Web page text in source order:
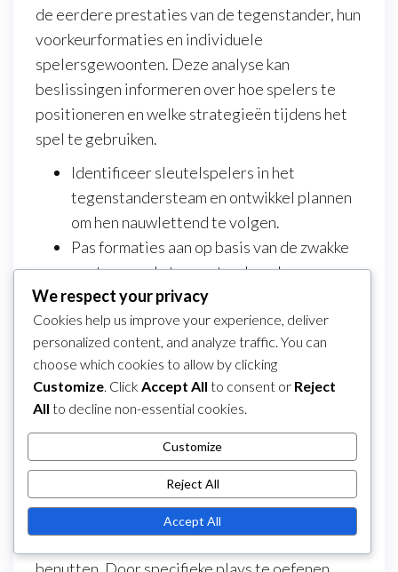
de eerdere prestaties van de tegenstander, hun
voorkeurformaties en individuele
spelersgewoonten. Deze analyse kan
beslissingen informeren over hoe spelers te
positioneren en welke strategieën tijdens het
spel te gebruiken.
Identificeer sleutelspelers in het
tegenstandersteam en ontwikkel plannen
om hen nauwlettend te volgen.
Pas formaties aan op basis van de zwakke
punten van de tegenstander; als ze
bijvoorbeeld moeite hebben met snelle
overgangen, benadruk dan snelheid in je
spel.
Wees bereid om tactieken tijdens de
wedstrijd te veranderen als de initiële
Set plays gebruiken om zwaktes te
Set plays zijn een effectieve manier om zwaktes
We respect your privacy
Cookies help us improve your experience, deliver
personalized content, and analyze traffic. You can
choose which cookies to allow by clicking
Customize. Click Accept All to consent or Reject
All to decline non-essential cookies.
Customize
Reject All
Accept All